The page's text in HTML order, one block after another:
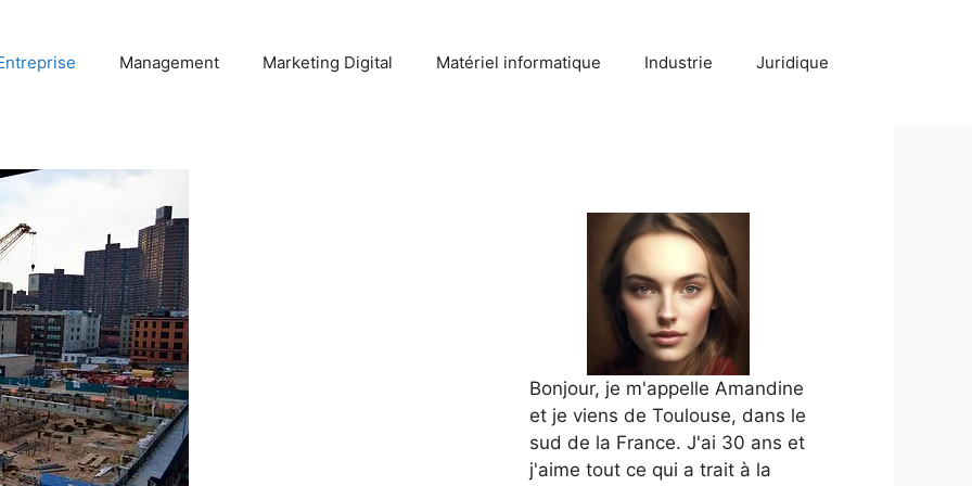
Management Marketing Digital Matériel informatique Industrie Juridique
Bonjour, je m'appelle Amandine
et je viens de Toulouse, dans le
sud de la France. J'ai 30 ans et
j'aime tout ce qui a trait à la